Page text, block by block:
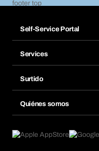
Self-Service Portal
Grupos Favoritos
Repetir pedido
Pedidos programados
Services
Gestión Química
eProcurement
Buscadores de productos
Surtido
Quiénes somos
Lo que nos mueve